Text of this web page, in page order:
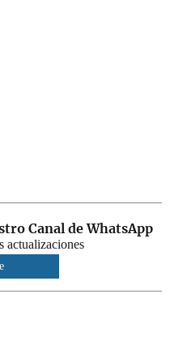
Canal de WhatsApp
actualizaciones